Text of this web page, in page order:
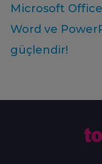
Microsoft
Word ve
güçlendir!